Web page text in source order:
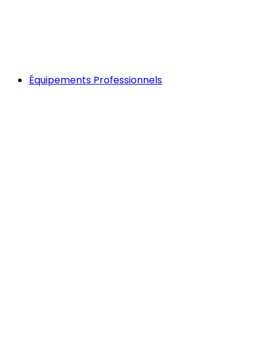
Équipements Professionnels